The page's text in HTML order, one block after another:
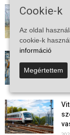
és
Cookie-k
Az oldal
cookie-k
információ
Megértettem